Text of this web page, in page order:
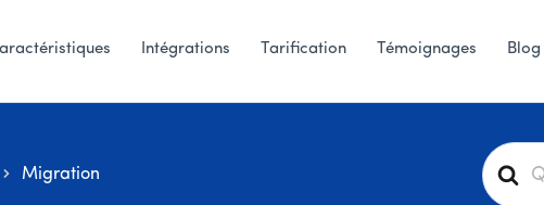
Intégrations Tarification Témoignages Blog
R
e
Migration